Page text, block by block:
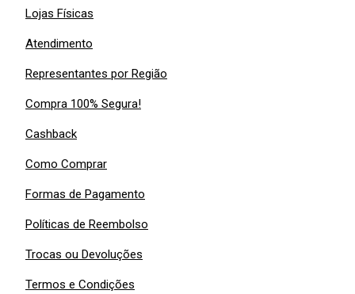
Lojas Físicas
Atendimento
Representantes por Região
Compra 100% Segura!
Cashback
Como Comprar
Formas de Pagamento
Políticas de Reembolso
Trocas ou Devoluções
Termos e Condições